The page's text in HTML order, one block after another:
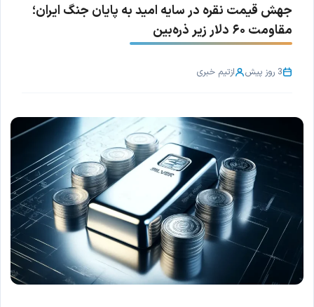
جهش قیمت نقره در سایه امید به پایان جنگ ایران؛
مقاومت ۶۰ دلار زیر ذره‌بین
3 روز پیش ازتیم خبری